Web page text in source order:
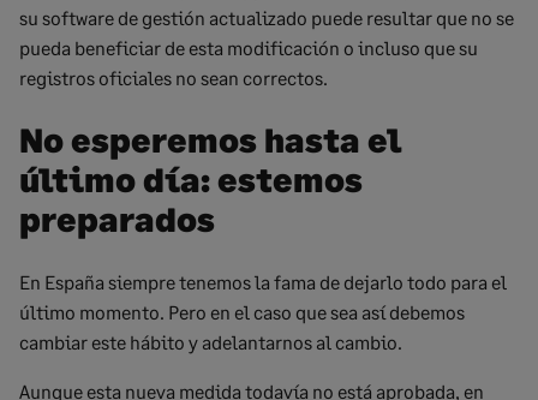
su software de gestión actualizado puede resultar que no se
pueda beneficiar de esta modificación o incluso que su
registros oficiales no sean correctos.
No esperemos hasta el
último día: estemos
preparados
En España siempre tenemos la fama de dejarlo todo para el
último momento. Pero en el caso que sea así debemos
cambiar este hábito y adelantarnos al cambio.
Aunque esta nueva medida todavía no está aprobada, en